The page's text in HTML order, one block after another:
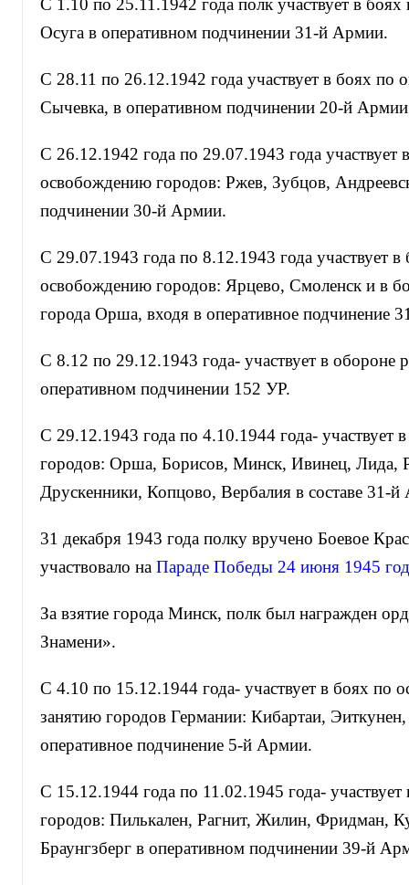
С 1.10 по 25.11.1942 года полк участвует в
Осуга в оперативном подчинении 31-й Армии.
С 28.11 по 26.12.1942 года участвует в боях по
Сычевка, в оперативном подчинении 20-й
С 26.12.1942 года по 29.07.1943 года участвует
освобождению городов: Ржев, Зубцов,
подчинении 30-й Армии.
С 29.07.1943 года по 8.12.1943 года участвует в
освобождению городов: Ярцево, Смоленск и в
города Орша, входя в оперативное подчинение
С 8.12 по 29.12.1943 года- участвует в обороне
оперативном подчинении 152 УР.
С 29.12.1943 года по 4.10.1944 года- участвует
городов: Орша, Борисов, Минск, Ивинец, Лида,
Друскенники, Копцово, Вербалия в составе 31-
31 декабря 1943 года полку вручено Боевое
участвовало на Параде Победы 24 июня 1945
За взятие города Минск, полк был награжден
Знамени».
С 4.10 по 15.12.1944 года- участвует в боях по
занятию городов Германии: Кибартаи,
оперативное подчинение 5-й Армии.
С 15.12.1944 года по 11.02.1945 года-
городов: Пилькален, Рагнит, Жилин, Фридман,
Браунгзберг в оперативном подчинении 39-й